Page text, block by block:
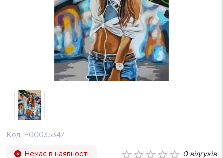
Код: F00035347
Немає в наявності 0відгуків